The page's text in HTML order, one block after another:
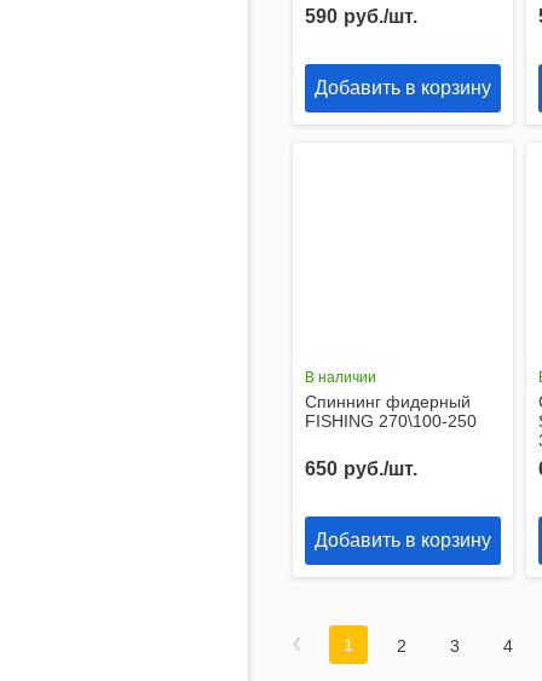
590 руб./шт.
Добавить в корзину
В наличии
Спиннинг фидерный
FISHING 270\100-250
650 руб./шт.
Добавить в корзину
1 2 3
4